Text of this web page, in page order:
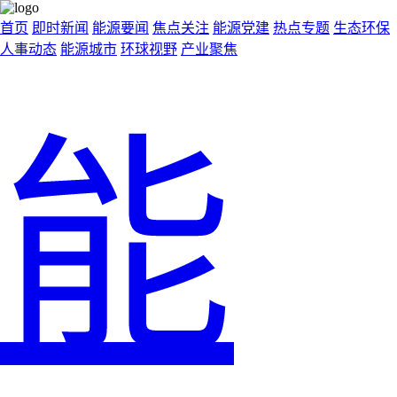
首页 即时新闻 能源要闻 焦点关注 能源党建 热点专题 生态环保
人事动态 能源城市 环球视野 产业聚焦
能